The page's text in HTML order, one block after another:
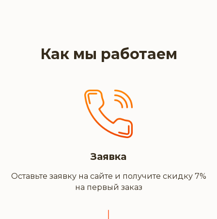
Как мы работаем
Заявка
Оставьте заявку на сайте и получите скидку 7%
на первый заказ